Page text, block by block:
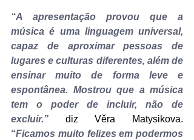
“A apresentação provou que a
música é uma linguagem universal,
capaz de aproximar pessoas de
lugares e culturas diferentes, além de
ensinar muito de forma leve e
espontânea. Mostrou que a música
tem o poder de incluir, não de
excluir.”
“Ficamos muito felizes em podermos